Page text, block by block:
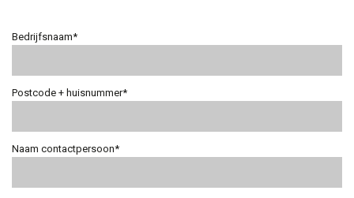
Bedrijfsnaam*
Postcode + huisnummer*
Naam contactpersoon*